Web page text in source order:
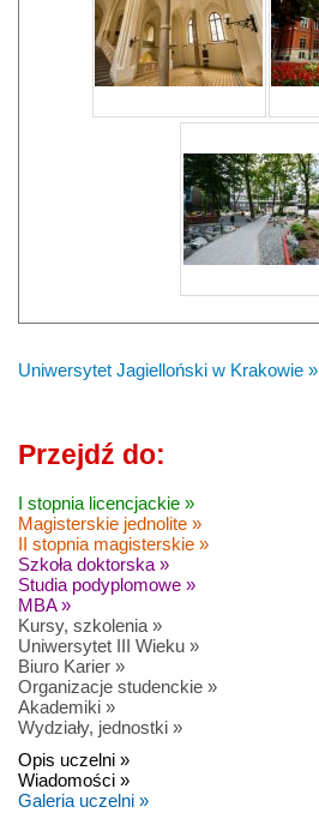
Uniwersytet Jagielloński w Krakowie »
Przejdź do:
I stopnia licencjackie »
Magisterskie jednolite »
II stopnia magisterskie »
Szkoła doktorska »
Studia podyplomowe »
MBA »
Kursy, szkolenia »
Uniwersytet III Wieku »
Biuro Karier »
Organizacje studenckie »
Akademiki »
Wydziały, jednostki »
Opis uczelni »
Wiadomości »
Galeria uczelni »